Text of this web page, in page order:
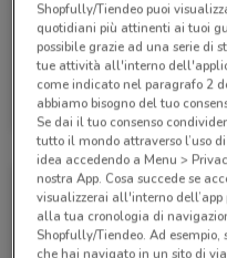
Alpitour
Scade il 31/01
Shopfully/Tiendeo puoi
quotidiani più attinenti ai tuoi
possibile grazie ad una serie di
tue attività all'interno
come indicato nel paragrafo 2
abbiamo bisogno del tuo
Se dai il tuo consenso
tutto il mondo attraverso l’uso
idea accedendo a Menu >
nostra App. Cosa succede se
visualizzerai all'interno
alla tua cronologia di
Shopfully/Tiendeo. Ad
che hai navigato in un sito di